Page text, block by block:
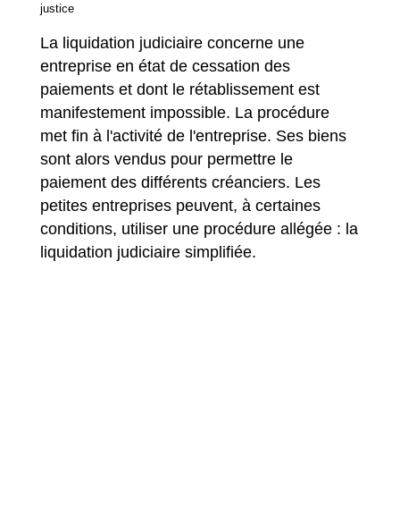
justice
La liquidation judiciaire concerne une
entreprise en état de cessation des
paiements et dont le rétablissement est
manifestement impossible. La procédure
met fin à l'activité de l'entreprise. Ses biens
sont alors vendus pour permettre le
paiement des différents créanciers. Les
petites entreprises peuvent, à certaines
conditions, utiliser une procédure allégée : la
liquidation judiciaire simplifiée.